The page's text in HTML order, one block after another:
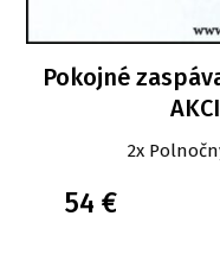
Pokojné
2x
54 €